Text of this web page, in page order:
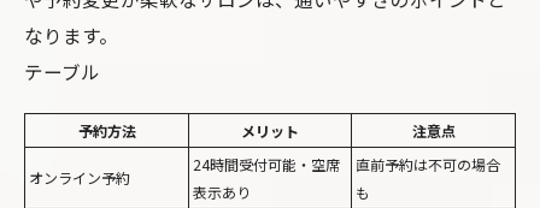
なります。
テーブル
予約方法 メリット 注意点
オンライン予約
24時間受付可能・空席
表示あり
直前予約は不可の場合
も